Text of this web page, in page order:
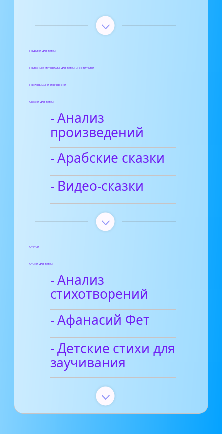
Поделки для детей
Полезные материалы для детей и родителей
Пословицы и поговорки
Сказки для детей
- Анализ
произведений
- Арабские сказки
- Видео-сказки
Статьи
Стихи для детей
- Анализ
стихотворений
- Афанасий Фет
- Детские стихи для
заучивания